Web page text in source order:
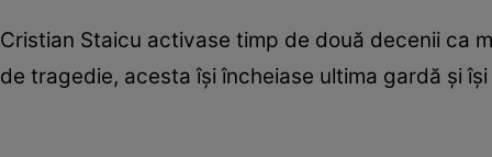
Cristian Staicu activase timp de două decenii ca
de tragedie, acesta își încheiase ultima gardă și